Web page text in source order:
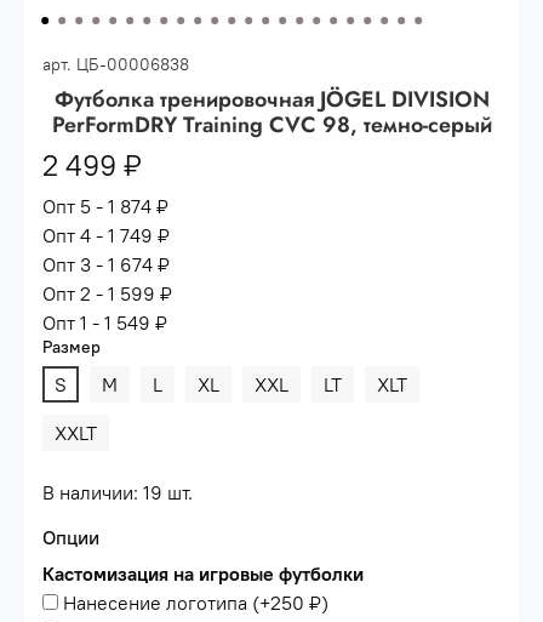
арт. ЦБ-00006838
Футболка тренировочная JÖGEL DIVISION
PerFormDRY Training CVC 98, темно-серый
2 499 ₽
Опт 5 - 1 874 ₽
Опт 4 - 1 749 ₽
Опт 3 - 1 674 ₽
Опт 2 - 1 599 ₽
Опт 1 - 1 549 ₽
Размер
S M L XL XXL LT
XLT
XXLT
В наличии: 19 шт.
Опции
Кастомизация на игровые футболки
Нанесение логотипа (+250 ₽)